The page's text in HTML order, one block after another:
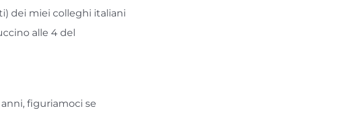
dei miei colleghi italiani
alle 4 del
figuriamoci se